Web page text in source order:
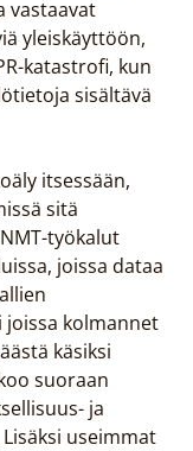
vastaavat
yleiskäyttöön,
katastrofi, kun
sisältävä
itsessään,
sitä
työkalut
joissa dataa
kolmannet
käsiksi
suoraan
ja
useimmat